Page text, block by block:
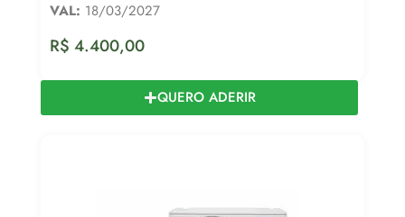
VAL: 18/03/2027
R$ 4.400,00
QUERO ADERIR